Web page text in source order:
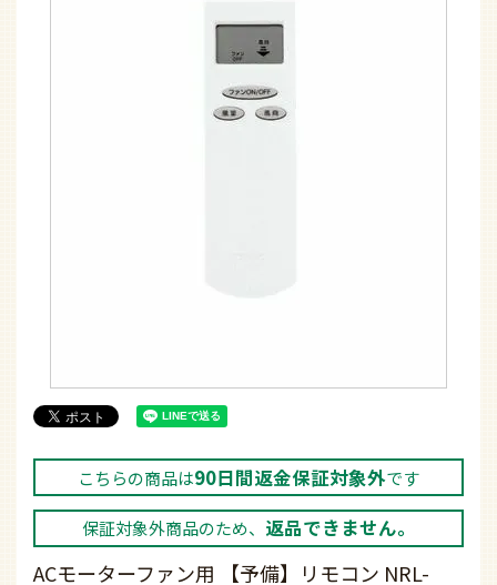
こちらの商品は90日間返金保証対象外です
保証対象外商品のため、 返品できません。
ACモーターファン用 【予備】リモコン NRL-